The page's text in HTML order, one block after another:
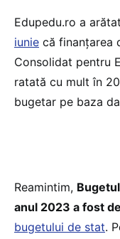
Edupedu.ro a
iunie că finanțarea
Consolidat pentru
ratată cu mult în
bugetar pe baza
Reamintim,
anul 2023 a fost
bugetului de stat.